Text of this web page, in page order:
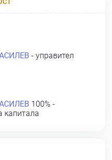
- управител
100% -
капитала